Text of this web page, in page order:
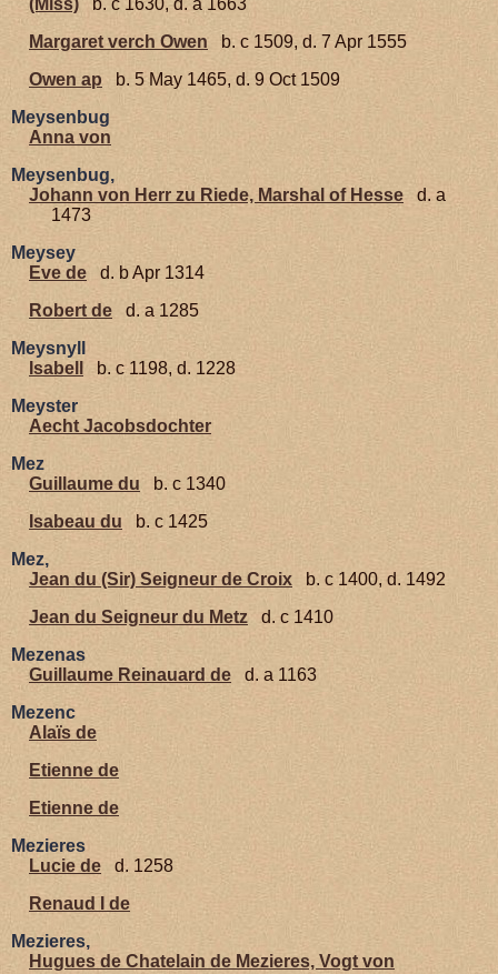
(Miss)
b. c 1630, d. a 1663
Margaret verch Owen
b. c 1509, d. 7 Apr 1555
Owen ap
b. 5 May 1465, d. 9 Oct 1509
Meysenbug
Anna von
Meysenbug,
Johann von Herr zu Riede, Marshal of Hesse
d. a
1473
Meysey
Eve de
d. b Apr 1314
Robert de
d. a 1285
Meysnyll
Isabell
b. c 1198, d. 1228
Meyster
Aecht Jacobsdochter
Mez
Guillaume du
b. c 1340
Isabeau du
b. c 1425
Mez,
Jean du (Sir) Seigneur de Croix
b. c 1400, d. 1492
Jean du Seigneur du Metz
d. c 1410
Mezenas
Guillaume Reinauard de
d. a 1163
Mezenc
Alaïs de
Etienne de
Etienne de
Mezieres
Lucie de
d. 1258
Renaud I de
Mezieres,
Hugues de Chatelain de Mezieres, Vogt von